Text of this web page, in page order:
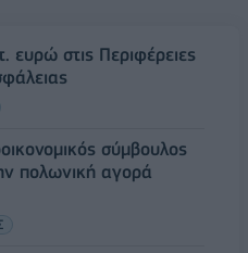
στις Περιφέρειες
σύμβουλος
πολωνική αγορά